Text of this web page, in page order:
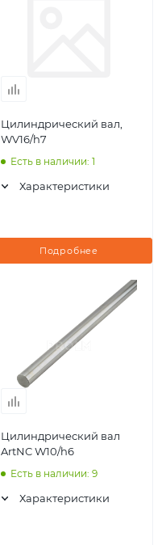
Цилиндрический вал,
WV16/h7
Есть в наличии: 1
Характеристики
Подробнее
Цилиндрический вал
ArtNC W10/h6
Есть в наличии: 9
Характеристики